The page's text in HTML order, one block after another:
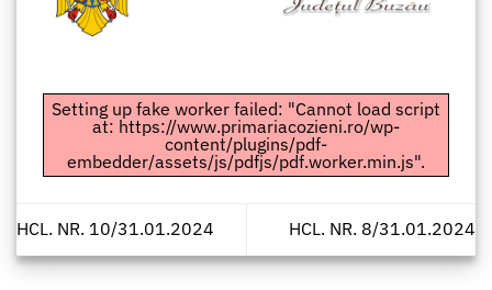
Setting up fake worker failed: "Cannot load script
at: https://www.primariacozieni.ro/wp-
content/plugins/pdf-
embedder/assets/js/pdfjs/pdf.worker.min.js".
HCL. NR. 10/31.01.2024 HCL. NR. 8/31.01.2024